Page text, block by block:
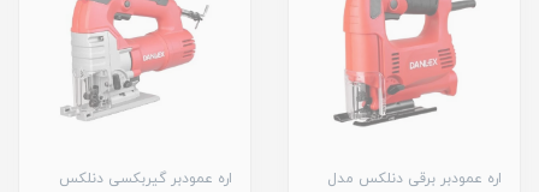
اره عمودبر برقی دنلکس مدل
اره عمودبر گیربکسی دنلکس